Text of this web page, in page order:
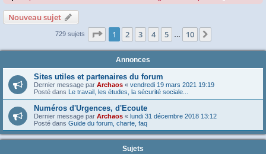
Nouveau sujet
729 sujets Page 1sur10
1 2 3 4 5 10
Annonces
Sites utiles et partenaires du forum
Dernier message par Archaos « vendredi 19 mars 2021 19:19
Posté dans Le travail, les études, la sécurité sociale...
Numéros d'Urgences, d'Ecoute
Dernier message par Archaos « lundi 31 décembre 2018 13:12
Posté dans Guide du forum, charte, faq
Sujets